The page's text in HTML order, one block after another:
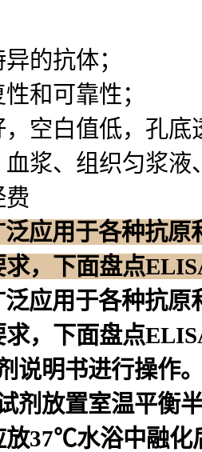
的抗体；
和可靠性；
空白值低，孔
血浆、组织匀浆
费
应用于各种抗
，下面盘点
应用于各种抗
，下面盘点
说明书进行操作
剂放置室温平衡
放37℃水浴中融化